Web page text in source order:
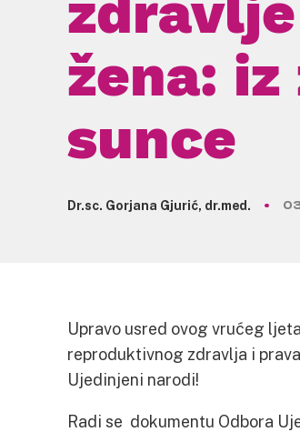
žena:
sunce
Dr.sc. Gorjana Gjurić, dr.med.
Upravo usred ovog vrućeg
reproduktivnog zdravlja i
Ujedinjeni narodi!
Radi se dokumentu Odbora